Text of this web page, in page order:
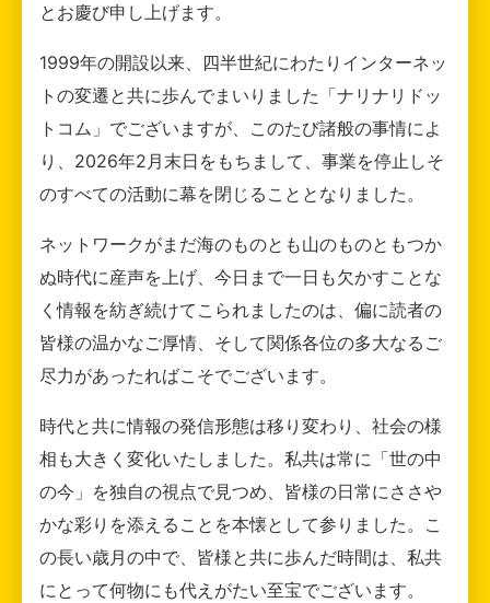
とお慶び申し上げます。
1999年の開設以来、四半世紀にわたりインターネッ
トの変遷と共に歩んでまいりました「ナリナリドッ
トコム」でございますが、このたび諸般の事情によ
り、2026年2月末日をもちまして、事業を停止しそ
のすべての活動に幕を閉じることとなりました。
ネットワークがまだ海のものとも山のものともつか
ぬ時代に産声を上げ、今日まで一日も欠かすことな
く情報を紡ぎ続けてこられましたのは、偏に読者の
皆様の温かなご厚情、そして関係各位の多大なるご
尽力があったればこそでございます。
時代と共に情報の発信形態は移り変わり、社会の様
相も大きく変化いたしました。私共は常に「世の中
の今」を独自の視点で見つめ、皆様の日常にささや
かな彩りを添えることを本懐として参りました。こ
の長い歳月の中で、皆様と共に歩んだ時間は、私共
にとって何物にも代えがたい至宝でございます。